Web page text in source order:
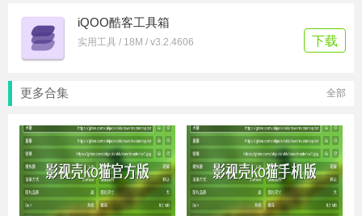
iQOO酷客工具箱
实用工具 / 18M / v3.2.4606 下载
更多合集 全部